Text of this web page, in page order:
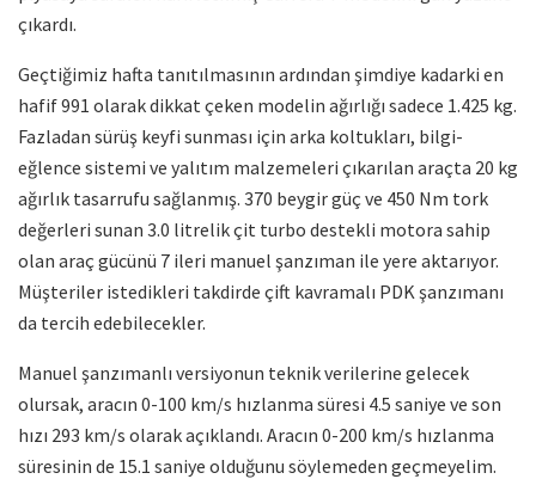
çıkardı.
Geçtiğimiz hafta tanıtılmasının ardından şimdiye kadarki en
hafif 991 olarak dikkat çeken modelin ağırlığı sadece 1.425 kg.
Fazladan sürüş keyfi sunması için arka koltukları, bilgi-
eğlence sistemi ve yalıtım malzemeleri çıkarılan araçta 20 kg
ağırlık tasarrufu sağlanmış. 370 beygir güç ve 450 Nm tork
değerleri sunan 3.0 litrelik çit turbo destekli motora sahip
olan araç gücünü 7 ileri manuel şanzıman ile yere aktarıyor.
Müşteriler istedikleri takdirde çift kavramalı PDK şanzımanı
da tercih edebilecekler.
Manuel şanzımanlı versiyonun teknik verilerine gelecek
olursak, aracın 0-100 km/s hızlanma süresi 4.5 saniye ve son
hızı 293 km/s olarak açıklandı. Aracın 0-200 km/s hızlanma
süresinin de 15.1 saniye olduğunu söylemeden geçmeyelim.